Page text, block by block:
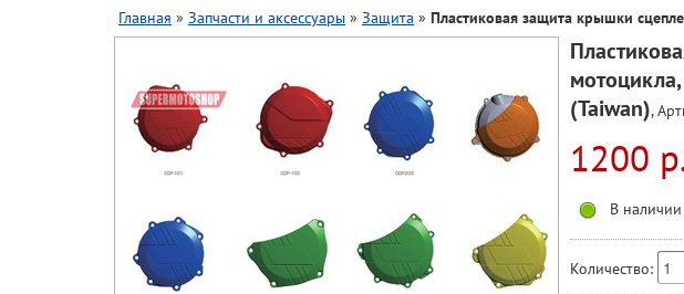
Главная » Запчасти и аксессуары » Защита » Пластиковая защита крышки
(Taiwan),
1200
В
Количество: